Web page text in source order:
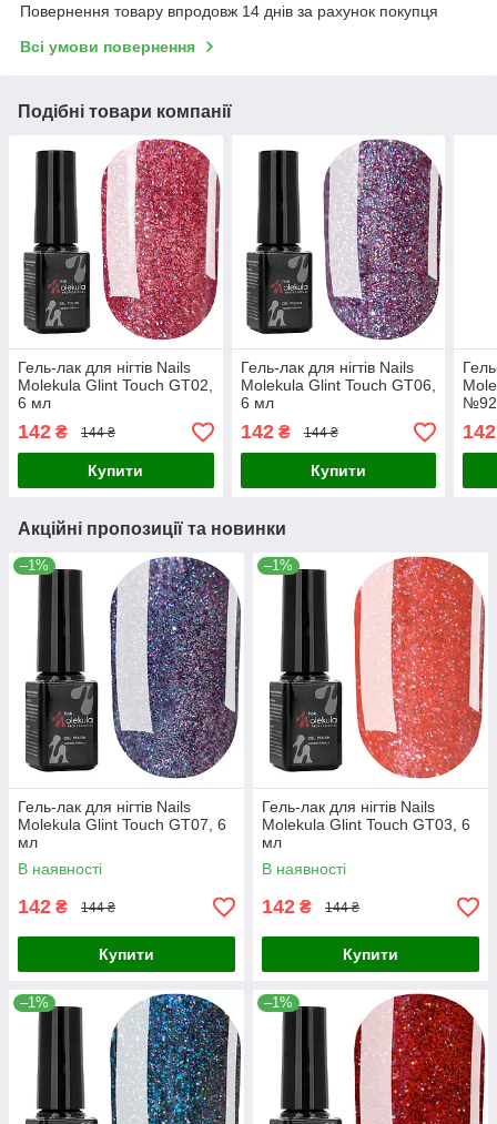
Повернення товару впродовж 14 днів за рахунок покупця
Всі умови повернення
Подібні товари компанії
Гель-лак для нігтів Nails
Molekula Glint Touch GT02,
6 мл
142 ₴ 144 ₴
Купити
Гель-лак для нігтів Nails
Molekula Glint Touch GT06,
6 мл
142₴ 144 ₴
Купити
142
Акційні пропозиції та новинки
–1%
Гель-лак для нігтів Nails
Molekula Glint Touch GT07, 6
мл
В наявності
142 ₴ 144 ₴
Купити
–1%
Гель-лак для нігтів Nails
Molekula Glint Touch GT03, 6
мл
В наявності
142 ₴ 144 ₴
Купити
–1% –1%